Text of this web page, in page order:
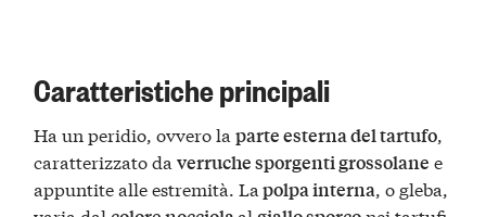
Caratteristiche principali
Ha un peridio, ovvero laparte esterna del tartufo,
caratterizzato daverruche sporgenti grossolane e
appuntite alle estremità. La polpa interna, o gleba,